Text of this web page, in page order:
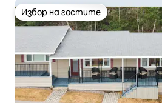
Избор на гостите
Избор на гостите